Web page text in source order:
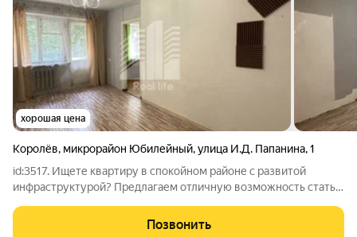
хорошая цена
Королёв, микрорайон Юбилейный,улица И.Д. Папанина,1
id:3517. Ищете квартиру в спокойном районе с развитой
инфраструктурой? Предлагаем отличную возможность стать
микрорайон Юбилейный, улица И. Д. Папанина дом 1. Квартира
Позвонить